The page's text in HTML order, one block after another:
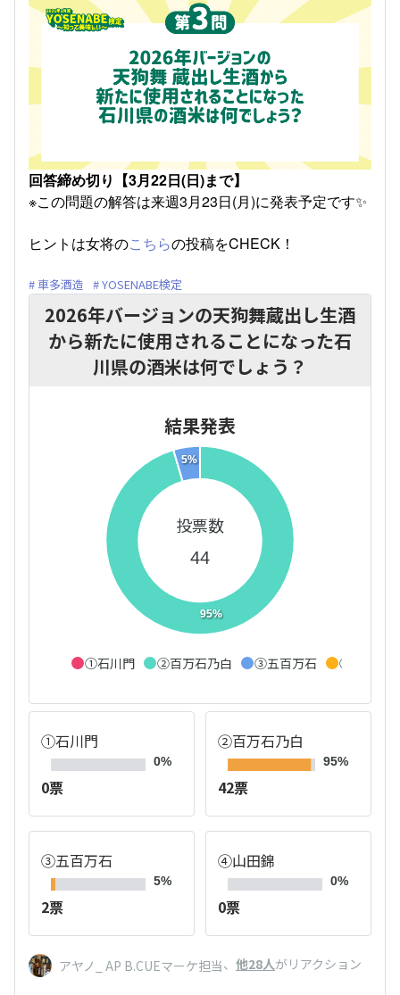
回答締め切り【3月22日(日)まで】
※この問題の解答は来週3月23日(月)に発表予定です✨
ヒントは女将のこちらの投稿をCHECK！
車多酒造 YOSENABE検定
2026年バージョンの天狗舞蔵出し生酒
から新たに使用されることになった石
川県の酒米は何でしょう？
結果発表
95%
5%
投票数
44
①石川門 ②百万石乃白 ③五百万石 ④山田錦
①石川門
0%
0票
②百万石乃白
95%
42票
③五百万石
5%
2票
④山田錦
0%
0票
アヤノ_ AP B.CUEマーケ担当、 他28人がリアクション